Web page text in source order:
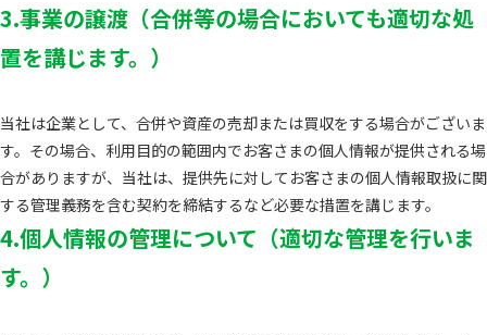
3.事業の譲渡（合併等の場合においても適切な処
置を講じます。）
当社は企業として、合併や資産の売却または買収をする場合がございま
す。その場合、利用目的の範囲内でお客さまの個人情報が提供される場
合がありますが、当社は、提供先に対してお客さまの個人情報取扱に関
する管理義務を含む契約を締結するなど必要な措置を講じます。
4.個人情報の管理について（適切な管理を行いま
す。）